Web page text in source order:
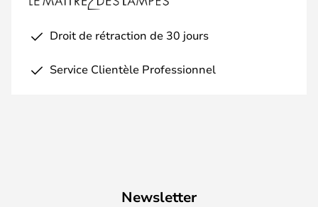
Droit de rétraction de 30 jours
Service Clientèle Professionnel
Newsletter